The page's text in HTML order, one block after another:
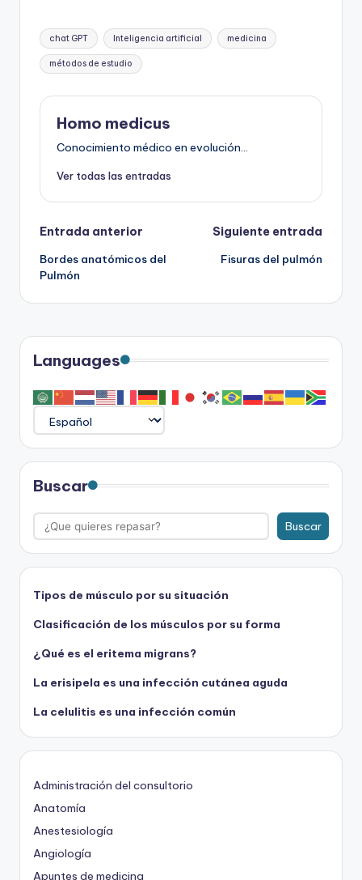
Etiquetas:
chat GPT Inteligencia artificial medicina
métodos de estudio
Homo medicus
Conocimiento médico en evolución...
Ver todas las entradas
Navegación
de
entradas
Entrada anterior
Bordes anatómicos del
Pulmón
Siguiente entrada
Fisuras del pulmón
Languages
Buscar
Buscar
Tipos de músculo por su situación
Clasificación de los músculos por su forma
¿Qué es el eritema migrans?
La erisipela es una infección cutánea aguda
La celulitis es una infección común
Administración del consultorio
Anatomía
Anestesiología
Angiología
Apuntes de medicina